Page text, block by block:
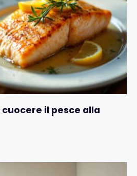
il pesce alla